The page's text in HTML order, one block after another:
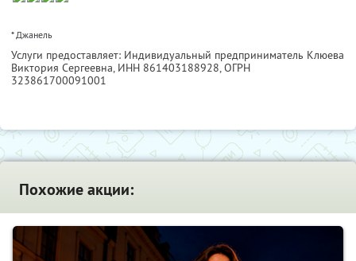
* Джанель
Услуги предоставляет: Индивидуальный предприниматель Клюева
Виктория Сергеевна, ИНН 861403188928, ОГРН
323861700091001
Похожие акции: